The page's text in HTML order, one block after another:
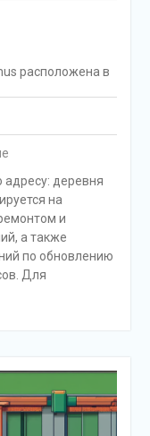
расположена в
адресу: деревня
на
и
а также
по обновлению
Для